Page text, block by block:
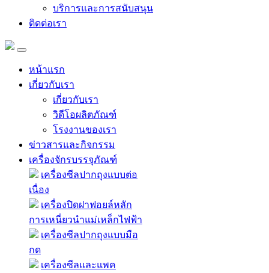
บริการและการสนับสนุน
ติดต่อเรา
หน้าแรก
เกี่ยวกับเรา
เกี่ยวกับเรา
วิดีโอผลิตภัณฑ์
โรงงานของเรา
ข่าวสารและกิจกรรม
เครื่องจักรบรรจุภัณฑ์
เครื่องซีลปากถุงแบบต่อ
เนื่อง
เครื่องปิดฝาฟอยล์หลัก
การเหนี่ยวนำแม่เหล็กไฟฟ้า
เครื่องซีลปากถุงแบบมือ
กด
เครื่องซีลและแพค